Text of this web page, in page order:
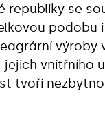
se
podobu
výroby
vnitřního
tvoří